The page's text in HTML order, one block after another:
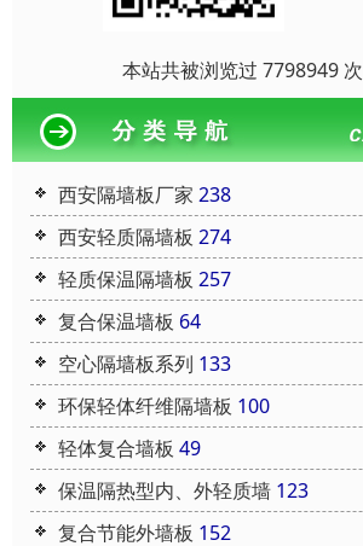
本站共被浏览过 7798949 次
西安隔墙板厂家 238
西安轻质隔墙板 274
轻质保温隔墙板 257
复合保温墙板 64
空心隔墙板系列 133
环保轻体纤维隔墙板 100
轻体复合墙板 49
保温隔热型内、外轻质墙 123
复合节能外墙板 152